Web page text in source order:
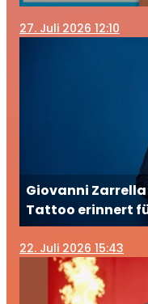
27. Juli 2026 12:10
Giovanni
Tattoo erinnert
Brüder
22. Juli 2026 15:43